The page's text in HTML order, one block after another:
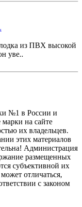
из ПВХ высокой
уве..
№1 в России и
на сайте
их владельцев.
этих материалов
Администрация
размещенных
субъективной их
отличаться,
с законом